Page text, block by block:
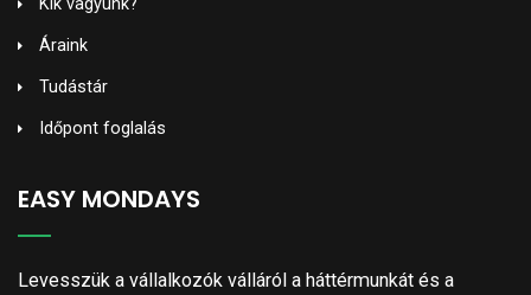
Kik vagyunk?
Áraink
Tudástár
Időpont foglalás
EASY MONDAYS
Levesszük a vállalkozók válláról a háttérmunkát és a